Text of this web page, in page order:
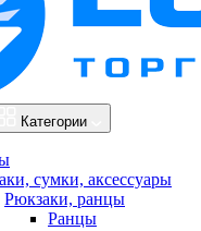
Категории
сумки, аксессуары
Рюкзаки, ранцы
Ранцы